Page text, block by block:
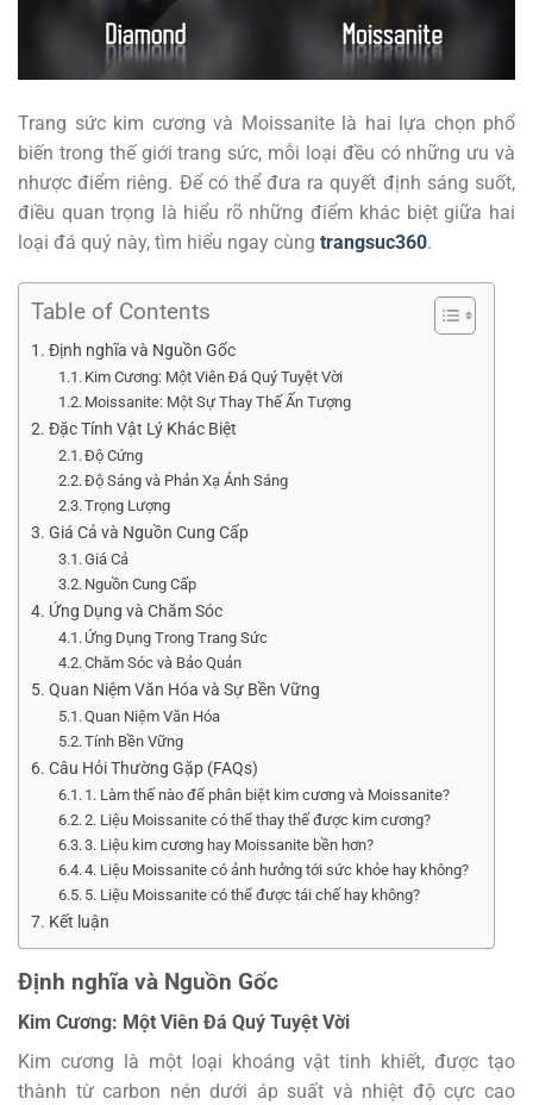
Trang sức kim cương và Moissanite là hai lựa chọn phổ
biến trong thế giới trang sức, mỗi loại đều có những ưu và
nhược điểm riêng. Để có thể đưa ra quyết định sáng suốt,
điều quan trọng là hiểu rõ những điểm khác biệt giữa hai
loại đá quý này, tìm hiểu ngay cùng trangsuc360.
Table of Contents
Định nghĩa và Nguồn Gốc
Kim Cương: Một Viên Đá Quý Tuyệt Vời
Moissanite: Một Sự Thay Thế Ấn Tượng
Đặc Tính Vật Lý Khác Biệt
Độ Cứng
Độ Sáng và Phản Xạ Ánh Sáng
Trọng Lượng
Giá Cả và Nguồn Cung Cấp
Giá Cả
Nguồn Cung Cấp
Ứng Dụng và Chăm Sóc
Ứng Dụng Trong Trang Sức
Chăm Sóc và Bảo Quản
Quan Niệm Văn Hóa và Sự Bền Vững
Quan Niệm Văn Hóa
Tính Bền Vững
Câu Hỏi Thường Gặp (FAQs)
1. Làm thế nào để phân biệt kim cương và Moissanite?
2. Liệu Moissanite có thể thay thế được kim cương?
3. Liệu kim cương hay Moissanite bền hơn?
4. Liệu Moissanite có ảnh hưởng tới sức khỏe hay không?
5. Liệu Moissanite có thể được tái chế hay không?
Kết luận
Định nghĩa và Nguồn Gốc
Kim Cương: Một Viên Đá Quý Tuyệt Vời
Kim cương là một loại khoáng vật tinh khiết, được tạo
thành từ carbon nén dưới áp suất và nhiệt độ cực cao